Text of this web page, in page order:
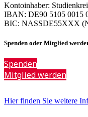
Kontoinhaber:
IBAN: DE90 5105 0015
BIC: NASSDE55XXX
Spenden oder Mitglied
Spenden
Mitglied werden
Hier finden Sie weitere